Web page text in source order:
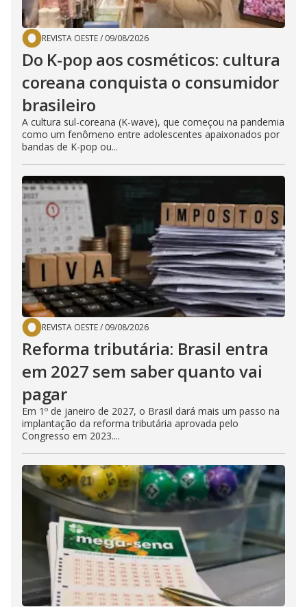
REVISTA OESTE/ 09/08/2026
Do K-pop aos cosméticos: cultura
coreana conquista o consumidor
brasileiro
A cultura sul-coreana (K-wave), que começou na pandemia
como um fenômeno entre adolescentes apaixonados por
bandas de K-pop ou...
REVISTA OESTE/ 09/08/2026
Reforma tributária: Brasil entra
em 2027 sem saber quanto vai
pagar
Em 1º de janeiro de 2027, o Brasil dará mais um passo na
implantação da reforma tributária aprovada pelo
Congresso em 2023....